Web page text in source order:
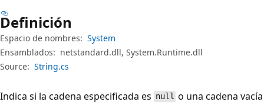
Definición
Espacio de nombres: System
Ensamblados: netstandard.dll, System.Runtime.dll
Source: String.cs
Indica si la cadena especificada es null o una cadena vacía